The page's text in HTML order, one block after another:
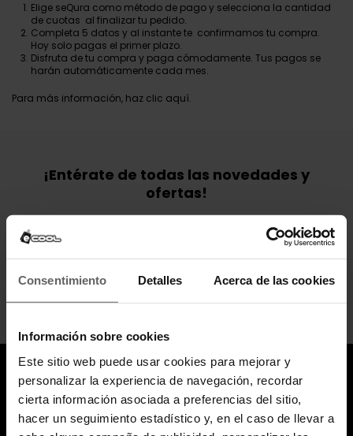
Consentimiento Detalles Acerca de las cookies
Información sobre cookies
Este sitio web puede usar cookies para mejorar y
personalizar la experiencia de navegación, recordar
cierta información asociada a preferencias del sitio,
hacer un seguimiento estadístico y, en el caso de llevar a
Elige seQura como método de pago y selecciona la cantidad
de cuotas al finalizar tu pedido.
Completa 5 datos y al instante te confirmamos tu compra.
Hoy solo pagas el primer plazo.
Disfruta de tu compra y paga cómodamente. Tus pagos se
harán automáticamente cada mes.
Para más información, haz clic aquí.
¡Entérate de todas las novedades y
ofertas!
Suscribte a nuestra newsletter y no te pierdas nada.
Puede darse de baja en cualquier momento. Para ello, consulte nuestra información
de contacto en el aviso legal.
He leído y acepto lostérminos y condiciones